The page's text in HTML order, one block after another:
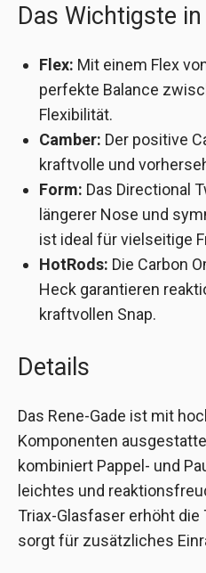
Das Wichtigste
Flex: Mit einem Flex
perfekte Balance
Flexibilität.
Camber: Der positive
kraftvolle und
Form: Das Directional
längerer Nose und
ist ideal für vielseitige
HotRods: Die Carbon
Heck garantieren
kraftvollen Snap.
Details
Das Rene-Gade ist mit
Komponenten
kombiniert Pappel- und
leichtes und
Triax-Glasfaser erhöht
sorgt für zusätzliches